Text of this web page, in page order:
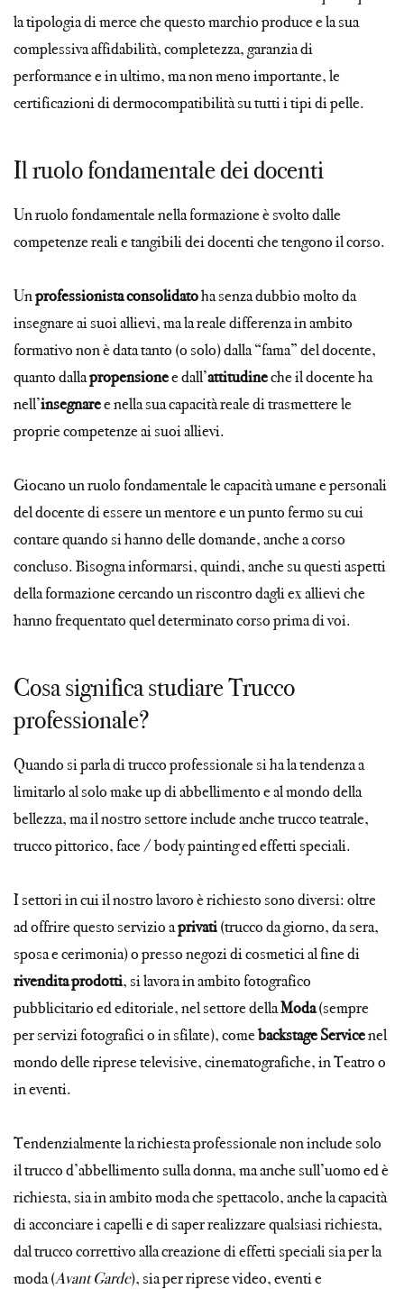
la tipologia di merce che questo marchio produce e la sua
complessiva affidabilità, completezza, garanzia di
performance e in ultimo, ma non meno importante, le
certificazioni di dermocompatibilità su tutti i tipi di pelle.
Il ruolo fondamentale dei docenti
Un ruolo fondamentale nella formazione è svolto dalle
competenze reali e tangibili dei docenti che tengono il corso.
Unprofessionista consolidatoha senza dubbio molto da
insegnare ai suoi allievi, ma la reale differenza in ambito
formativo non è data tanto (o solo) dalla “fama” del docente,
quanto dallapropensionee dall’attitudineche il docente ha
nell’insegnaree nella sua capacità reale di trasmettere le
proprie competenze ai suoi allievi.
Giocano un ruolo fondamentale le capacità umane e personali
del docente di essere un mentore e un punto fermo su cui
contare quando si hanno delle domande, anche a corso
concluso. Bisogna informarsi, quindi, anche su questi aspetti
della formazione cercando un riscontro dagli ex allievi che
hanno frequentato quel determinato corso prima di voi.
Cosa significa studiare Trucco
professionale?
Quando si parla di trucco professionale si ha la tendenza a
limitarlo al solo make up di abbellimento e al mondo della
bellezza, ma il nostro settore include anche trucco teatrale,
trucco pittorico, face / body painting ed effetti speciali.
I settori in cui il nostro lavoro è richiesto sono diversi: oltre
ad offrire questo servizio aprivati(trucco da giorno, da sera,
sposa e cerimonia) o presso negozi di cosmetici al fine di
rivendita prodotti, si lavora in ambito fotografico
pubblicitario ed editoriale, nel settore dellaModa(sempre
per servizi fotografici o in sfilate), comebackstage Servicenel
mondo delle riprese televisive, cinematografiche, in Teatro o
in eventi.
Tendenzialmente la richiesta professionale non include solo
il trucco d’abbellimento sulla donna, ma anche sull’uomo ed è
richiesta, sia in ambito moda che spettacolo, anche la capacità
di acconciare i capelli e di saper realizzare qualsiasi richiesta,
dal trucco correttivo alla creazione di effetti speciali sia per la
moda (Avant Garde), sia per riprese video, eventi e